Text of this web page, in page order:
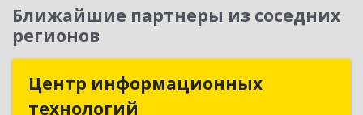
Ближайшие партнеры из соседних
регионов
Центр информационных
технологий
Центр информационных